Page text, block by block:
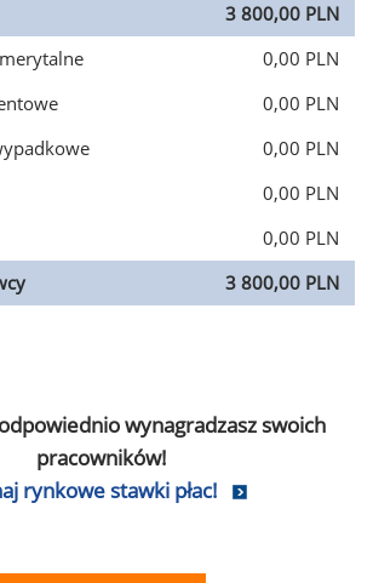
3 800,00 PLN
0,00 PLN
0,00 PLN
0,00 PLN
0,00 PLN
0,00 PLN
3 800,00 PLN
wynagradzasz swoich
pracowników!
rynkowe stawki płac!